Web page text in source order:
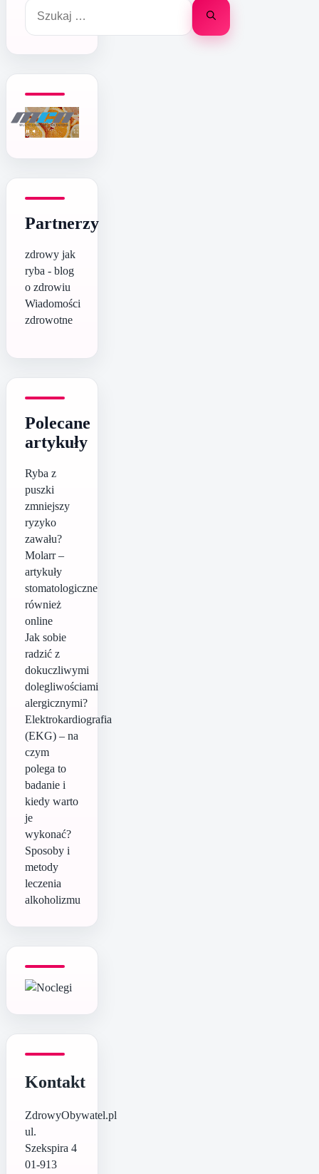
Partnerzy
zdrowy jak
ryba - blog
o zdrowiu
Wiadomości
zdrowotne
Polecane
artykuły
Ryba z
puszki
zmniejszy
ryzyko
zawału?
Molarr –
artykuły
stomatologiczne
również
online
Jak sobie
radzić z
dokuczliwymi
dolegliwościami
alergicznymi?
Elektrokardiografia
(EKG) – na
czym
polega to
badanie i
kiedy warto
je
wykonać?
Sposoby i
metody
leczenia
alkoholizmu
Kontakt
ZdrowyObywatel.pl
ul.
Szekspira 4
01-913